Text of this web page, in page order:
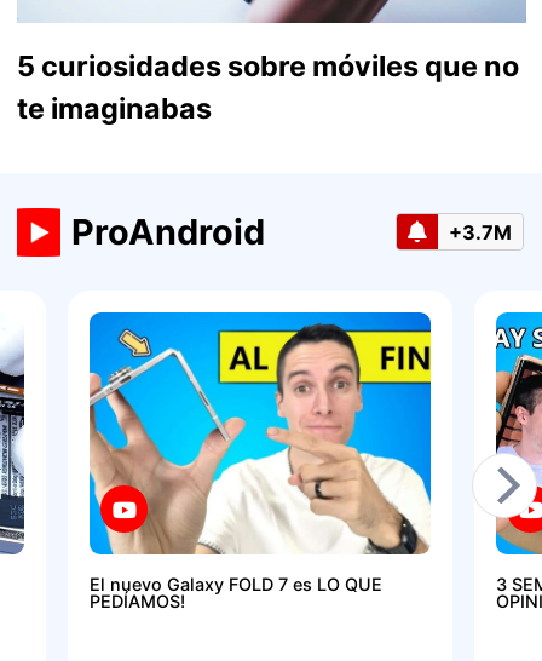
5 curiosidades sobre móviles que no
te imaginabas
ProAndroid +3.7M
El nuevo Galaxy FOLD 7 es LO QUE
PEDÍAMOS!
3